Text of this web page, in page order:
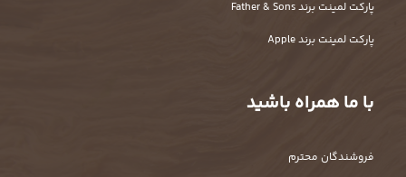
پارکت لمینت برند Father & Sons
پارکت لمینت برند Apple
با ما همراه باشید
فروشندگان محترم